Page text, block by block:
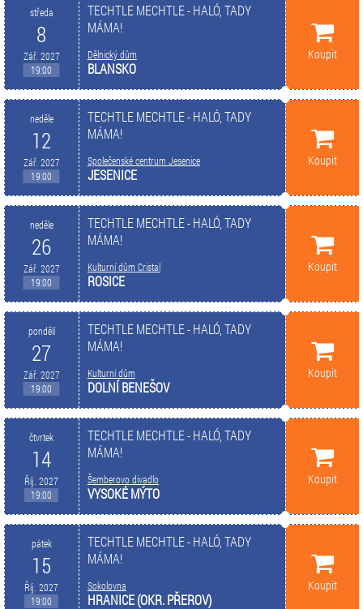
středa
8
Zář. 2027
19:00
TECHTLE MECHTLE - HALÓ, TADY
MÁMA!
Dělnický dům
BLANSKO
Koupit
neděle
12
Zář. 2027
19:00
TECHTLE MECHTLE - HALÓ, TADY
MÁMA!
Společenské centrum Jesenice
JESENICE
Koupit
neděle
26
Zář. 2027
19:00
TECHTLE MECHTLE - HALÓ, TADY
MÁMA!
Kulturní dům Cristal
ROSICE
Koupit
pondělí
27
Zář. 2027
19:00
TECHTLE MECHTLE - HALÓ, TADY
MÁMA!
Kulturní dům
DOLNÍ BENEŠOV
Koupit
čtvrtek
14
Říj. 2027
19:00
TECHTLE MECHTLE - HALÓ, TADY
MÁMA!
Šemberovo divadlo
VYSOKÉ MÝTO
Koupit
pátek
15
Říj. 2027
19:00
TECHTLE MECHTLE - HALÓ, TADY
MÁMA!
Sokolovna
HRANICE (OKR. PŘEROV)
Koupit